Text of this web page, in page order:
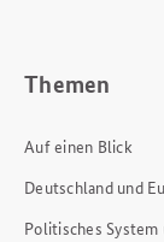
Themen
Auf einen Blick
Deutschland und
Politisches